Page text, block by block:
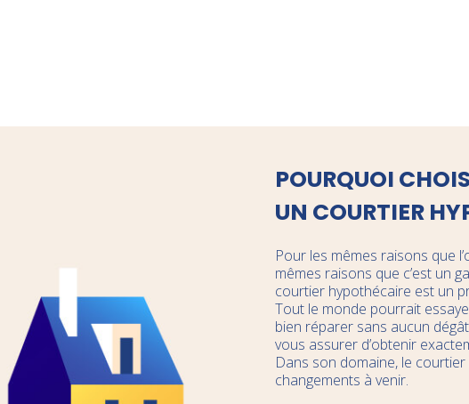
POURQUOI
UN COURTIER
Pour les mêmes raisons que
mêmes raisons que c’est un
courtier hypothécaire est un
Tout le monde pourrait
bien réparer sans aucun
vous assurer d’obtenir
Dans son domaine, le
changements à venir.